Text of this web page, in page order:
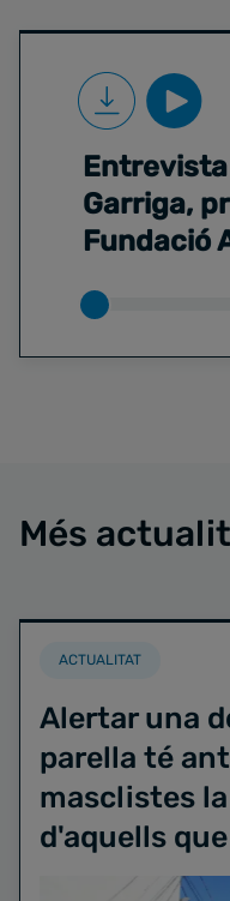
Entrevista
Garriga,
Fundació
Més
ACTUALITAT
Alertar una
parella té
masclistes
d'aquells